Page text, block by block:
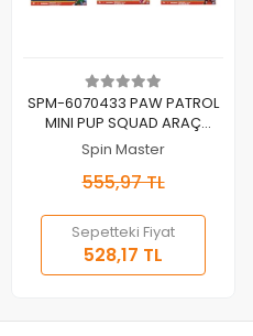
Sepete Ekle
SPM-6070433 PAW PATROL
MINI PUP SQUAD ARAÇ
ÇEŞİTLERİ-ASORTİ(Belirtilen
fiyat, tekli satış için adet
fiyatıdır)
Spin Master
555,97 TL
Sepetteki Fiyat
528,17 TL